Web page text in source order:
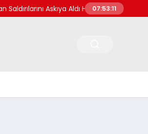
Askıya Aldı Hürmüz ve İsrail
07:53:11